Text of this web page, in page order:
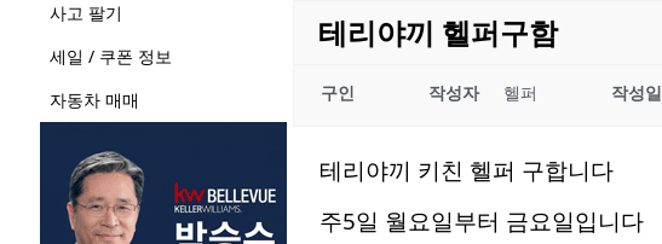
사고 팔기
세일 / 쿠폰 정보
자동차 매매
테리야끼 헬퍼구함
구인 작성자 헬퍼 작성일
테리야끼 키친 헬퍼 구합니다
주5일 월요일부터 금요일입니다